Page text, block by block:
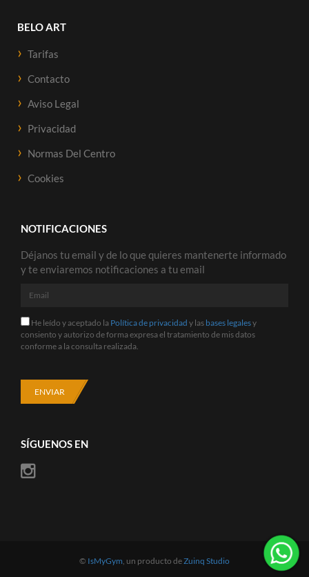
BELO ART
Tarifas
Contacto
Aviso Legal
Privacidad
Normas Del Centro
Cookies
NOTIFICACIONES
Déjanos tu email y de lo que quieres mantenerte informado
y te enviaremos notificaciones a tu email
Email
He
leído
Política
de
legales
consiento
He leído y aceptado la Política de privacidad y las bases legalesy
consiento y autorizo de forma expresa el tratamiento de mis datos
conforme a la consulta realizada.
ENVIAR
SÍGUENOS EN
© IsMyGym , un producto deZuinq Studio